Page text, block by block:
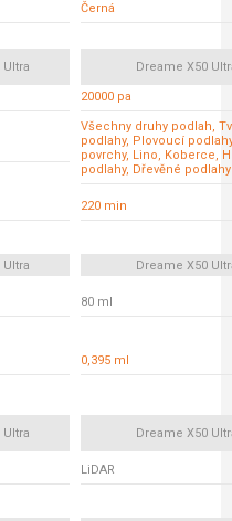
Černá
Dreame X50
20000 pa
Všechny druhy podlah,
podlahy, Plovoucí
povrchy, Lino, Koberce,
podlahy, Dřevěné podlahy
220 min
Dreame X50
80 ml
0,395 ml
Dreame X50
LiDAR